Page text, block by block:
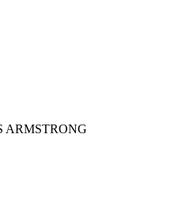
ARMSTRONG